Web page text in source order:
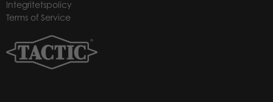
Integritetspolicy
Terms of Service